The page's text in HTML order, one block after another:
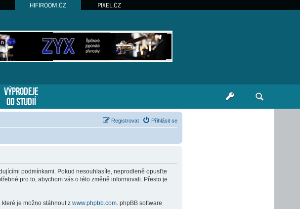
HIFIROOM.CZ PIXEL.CZ
VÝPRODEJE
OD STUDIÍ
Přihlásit se
Registrovat
podmínkami. Pokud nesouhlasíte, neprodleně opusťte
pro to, abychom vás o této změně informovali. Přesto je
které je možno stáhnout z www.phpbb.com. phpBB software